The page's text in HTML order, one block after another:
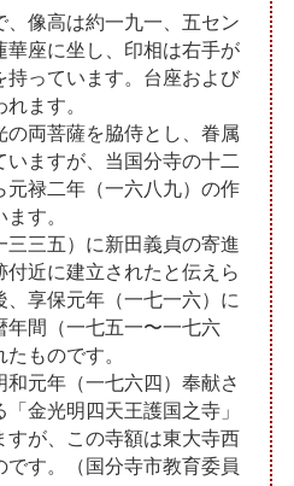
像高は約一九一、五セン
華座に坐し、印相は右手が
持っています。台座および
ます。
両菩薩を脇侍とし、眷属
いますが、当国分寺の十二
元禄二年（一六八九）の作
す。
三五）に新田義貞の寄進
近に建立されたと伝えら
享保元年（一七一六）に
年間（一七五一〜一七六
ものです。
元年（一七六四）奉献さ
金光明四天王護国之寺」
すが、この寺額は東大寺西
す。（国分寺市教育委員